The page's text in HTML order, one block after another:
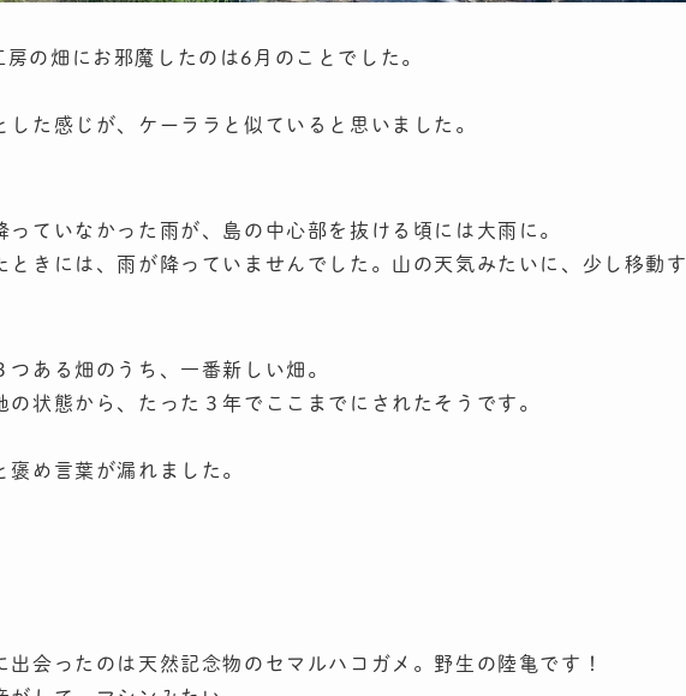
の畑にお邪魔したのは6月のことでした。
た感じが、ケーララと似ていると思いました。
ていなかった雨が、島の中心部を抜ける頃には大雨に。
ときには、雨が降っていませんでした。山の天気みたいに、少し移動す
ある畑のうち、一番新しい畑。
状態から、たった３年でここまでにされたそうです。
め言葉が漏れました。
会ったのは天然記念物のセマルハコガメ。野生の陸亀です！